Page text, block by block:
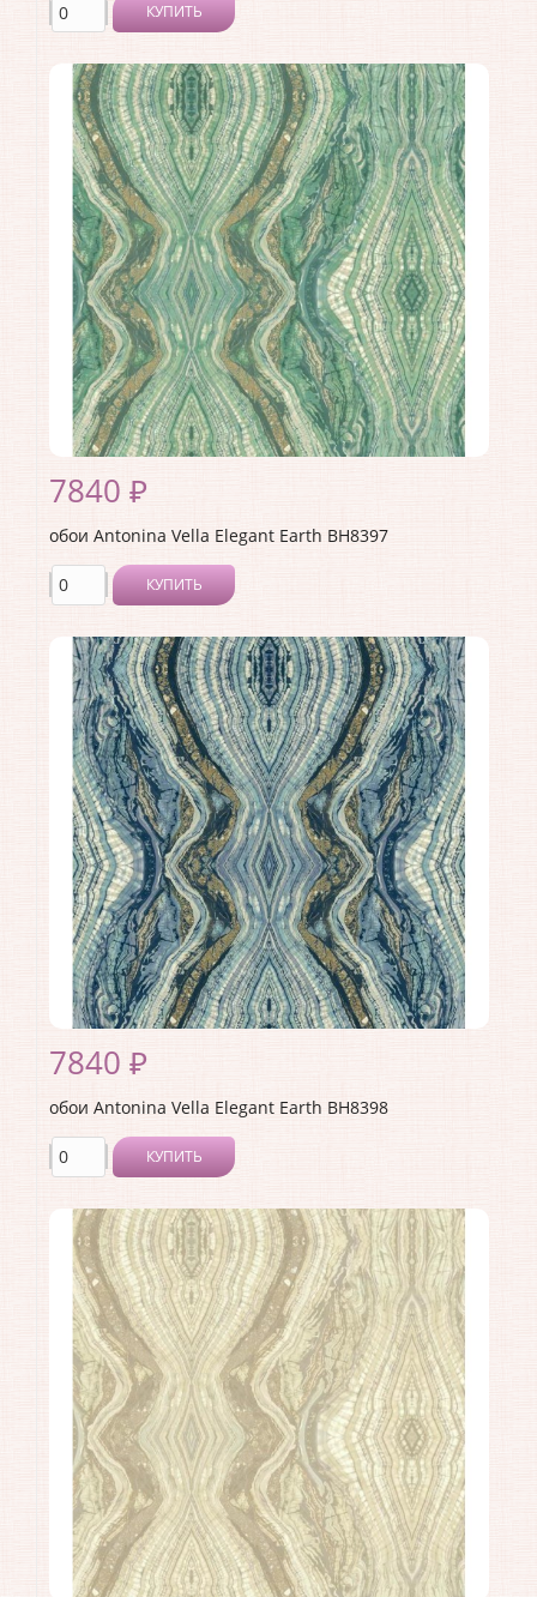
КУПИТЬ
Коллекция:Elegant Earth
Длина рулона: 8.23
Ширина рулона:0.68
Материал покрытия:Без покрытия
Страна:США
Материал основы:Бумага
Раппорт:<>
7840 ₽
обои Antonina Vella Elegant Earth BH8397
КУПИТЬ
Производитель:Antonina Vella
Коллекция:Elegant Earth
Длина рулона:8.23
Ширина рулона:0.68
Материал покрытия:Без покрытия
Страна:США
Материал основы:Бумага
Раппорт:<>
7840 ₽
обои Antonina Vella Elegant Earth BH8398
КУПИТЬ
Производитель:Antonina Vella
Коллекция:Elegant Earth
Длина рулона:8.23
Ширина рулона:0.68
Материал покрытия:Без покрытия
Страна:США
Материал основы:Бумага
Раппорт:<>